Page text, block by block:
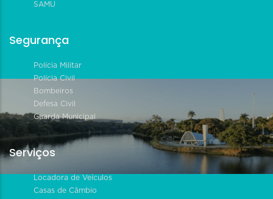
SAMU
Segurança
Polícia Militar
Polícia Civil
Bombeiros
Defesa Civil
Guarda Municipal
Serviços
Locadora de Veículos
Casas de Câmbio